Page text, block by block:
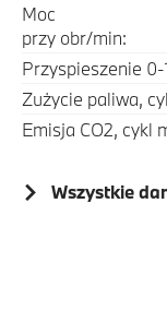
Moc
przy obr/min:
Przyspieszenie
Zużycie paliwa,
Emisja CO2, cykl
Wszystkie